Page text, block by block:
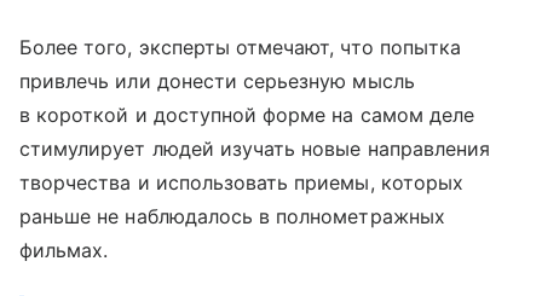
Более того, эксперты отмечают, что попытка
привлечь или донести серьезную мысль
в короткой и доступной форме на самом деле
стимулирует людей изучать новые направления
творчества и использовать приемы, которых
раньше не наблюдалось в полнометражных
фильмах.